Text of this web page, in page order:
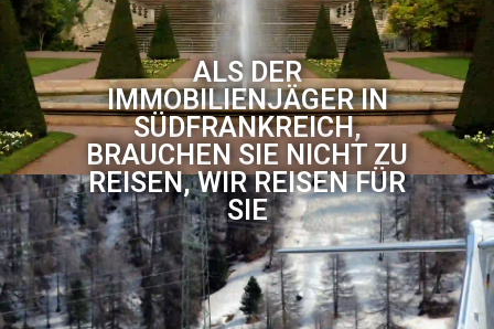
ALS DER
IMMOBILIENJÄGER IN
SÜDFRANKREICH,
BRAUCHEN SIE NICHT ZU
REISEN, WIR REISEN FÜR
SIE